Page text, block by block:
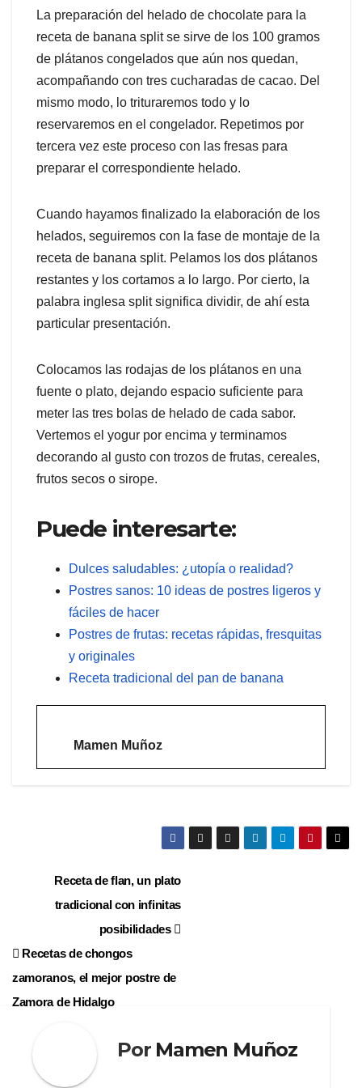
La preparación del helado de chocolate para la
receta de banana split se sirve de los 100 gramos
de plátanos congelados que aún nos quedan,
acompañando con tres cucharadas de cacao. Del
mismo modo, lo trituraremos todo y lo
reservaremos en el congelador. Repetimos por
tercera vez este proceso con las fresas para
preparar el correspondiente helado.
Cuando hayamos finalizado la elaboración de los
helados, seguiremos con la fase de montaje de la
receta de banana split. Pelamos los dos plátanos
restantes y los cortamos a lo largo. Por cierto, la
palabra inglesa split significa dividir, de ahí esta
particular presentación.
Colocamos las rodajas de los plátanos en una
fuente o plato, dejando espacio suficiente para
meter las tres bolas de helado de cada sabor.
Vertemos el yogur por encima y terminamos
decorando al gusto con trozos de frutas, cereales,
frutos secos o sirope.
Puede interesarte:
Dulces saludables: ¿utopía o realidad?
Postres sanos: 10 ideas de postres ligeros y
fáciles de hacer
Postres de frutas: recetas rápidas, fresquitas
y originales
Receta tradicional del pan de banana
Mamen Muñoz
Navegación
entradas
Receta de flan, un plato
tradicional con infinitas
posibilidades
Recetas de chongos
zamoranos, el mejor postre de
Zamora de Hidalgo
Por Mamen Muñoz